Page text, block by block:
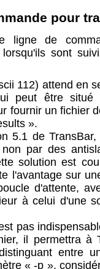
pour
ligne de
sont
112) attend en
peut être situé
fournir un fichier
».
5.1 de
non par des
solution est
l'avantage sur
d'attente,
à celui d'une
pas
il permettra à
entre
« -p »,